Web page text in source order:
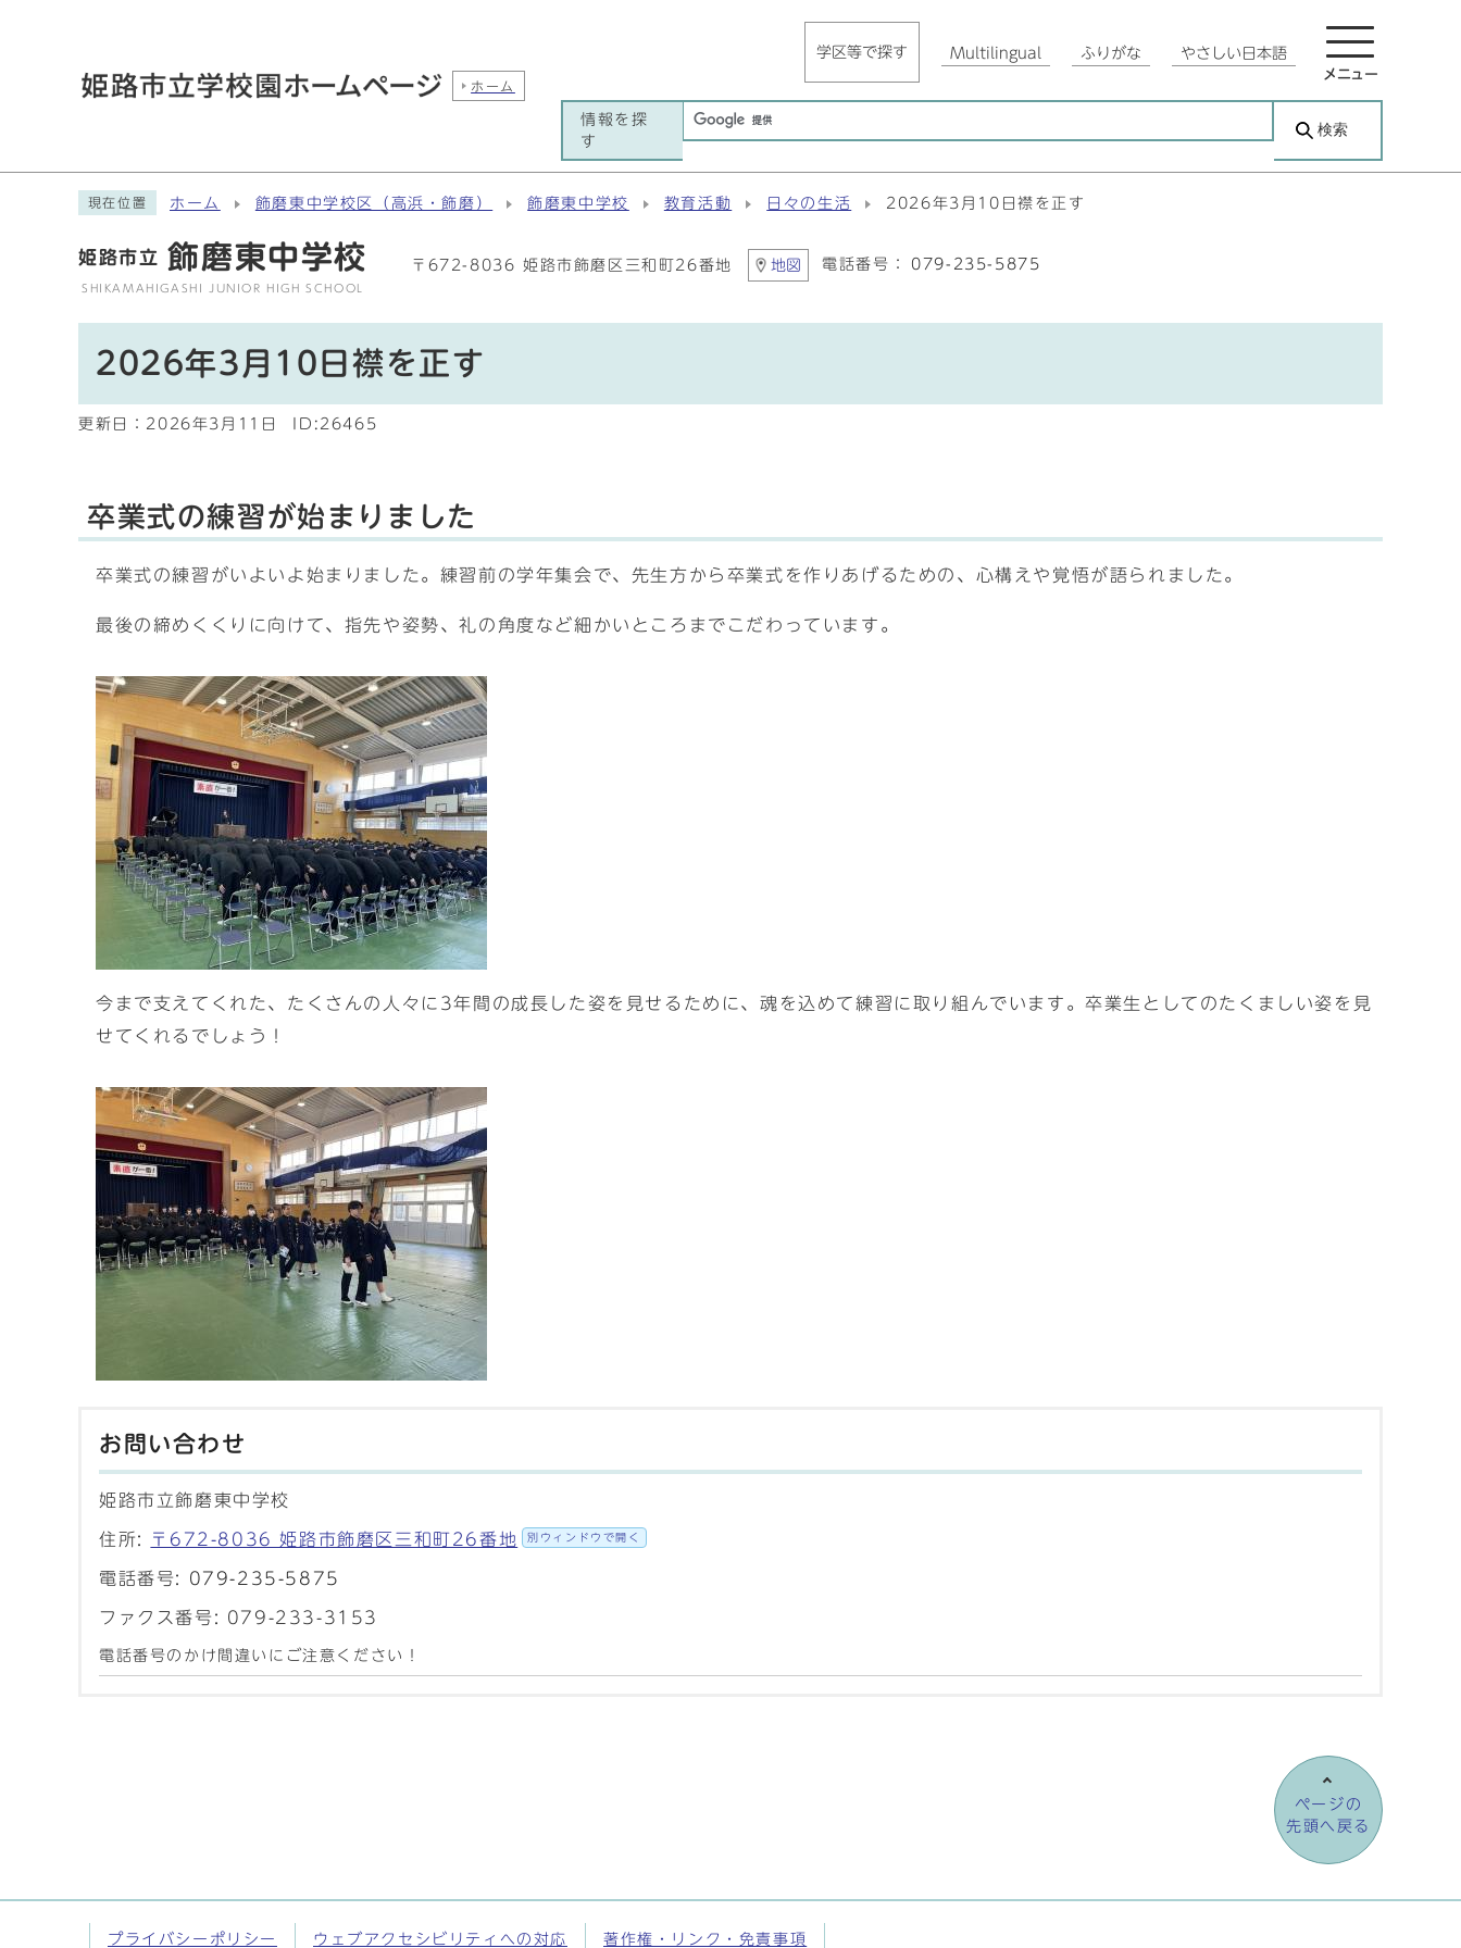
ホーム
学区等で探す Multilingual ふりがな やさしい日本語
メニュー
情報を探
す
検索
現在位置 ホーム 飾磨東中学校区（高浜・飾磨） 飾磨東中学校 教育活動 日々の生活 2026年3月10日襟を正す
姫路市立 飾磨東中学校
SHIKAMAHIGASHI JUNIOR HIGH SCHOOL
〒672-8036 姫路市飾磨区三和町26番地 地図 電話番号： 079-235-5875
2026年3月10日襟を正す
更新日： 2026年3月11日 ID:26465
卒業式の練習が始まりました
卒業式の練習がいよいよ始まりました。練習前の学年集会で、先生方から卒業式を作りあげるための、心構えや覚悟が語られました。
最後の締めくくりに向けて、指先や姿勢、礼の角度など細かいところまでこだわっています。
今まで支えてくれた、たくさんの人々に3年間の成長した姿を見せるために、魂を込めて練習に取り組んでいます。卒業生としてのたくましい姿を見
せてくれるでしょう！
お問い合わせ
姫路市立飾磨東中学校
住所: 〒672-8036 姫路市飾磨区三和町26番地 別ウィンドウで開く
電話番号: 079-235-5875
ファクス番号: 079-233-3153
電話番号のかけ間違いにご注意ください！
ページの
先頭へ戻る
プライバシーポリシー ウェブアクセシビリティへの対応 著作権・リンク・免責事項